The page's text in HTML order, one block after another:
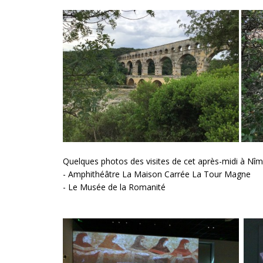
Quelques photos des visites de cet après-midi à
- Amphithéâtre La Maison Carrée La Tour Magne
- Le Musée de la Romanité